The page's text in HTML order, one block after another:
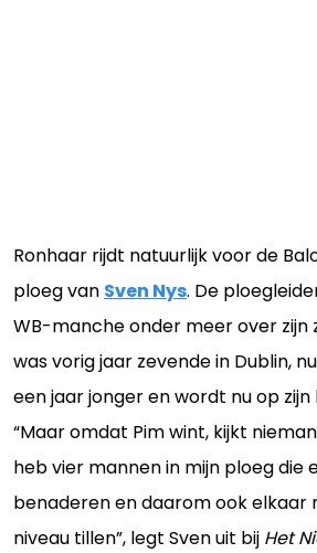
Ronhaar rijdt natuurlijk voor de
ploeg van Sven Nys. De
WB-manche onder meer over zijn
was vorig jaar zevende in Dublin,
een jaar jonger en wordt nu op zijn
“Maar omdat Pim wint, kijkt
heb vier mannen in mijn ploeg die
benaderen en daarom ook elkaar
niveau tillen”, legt Sven uit bij Het